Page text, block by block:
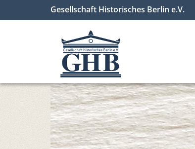
Gesellschaft Historisches Berlin e.V.